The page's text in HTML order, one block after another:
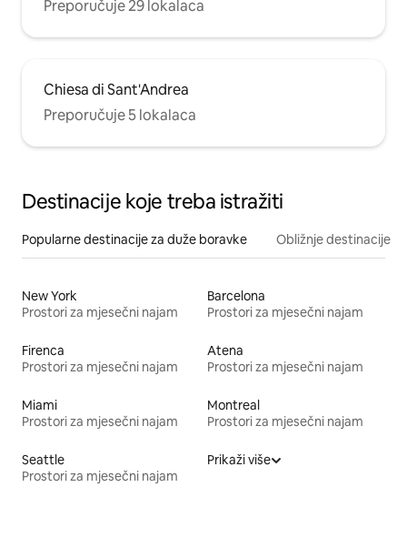
Preporučuje 29 lokalaca
Chiesa di Sant'Andrea
Preporučuje 5 lokalaca
Destinacije koje treba istražiti
Popularne destinacije za duže boravke Obližnje destinacije
New York
Prostori za mjesečni najam
Barcelona
Prostori za mjesečni najam
Firenca
Prostori za mjesečni najam
Atena
Prostori za mjesečni najam
Miami
Prostori za mjesečni najam
Montreal
Prostori za mjesečni najam
Seattle
Prostori za mjesečni najam
Prikaži više